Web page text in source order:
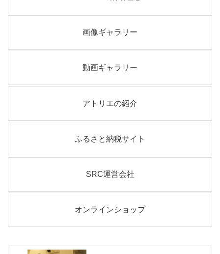
画像ギャラリー
動画ギャラリー
アトリエの紹介
ふるさと納税サイト
SRC運営会社
オンラインショップ